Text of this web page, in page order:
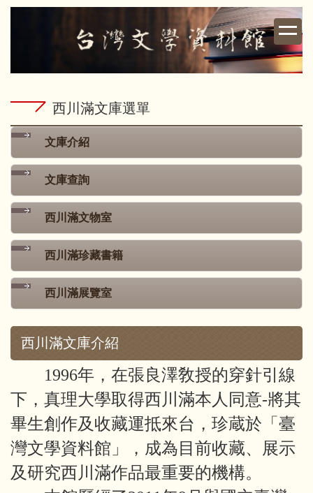
跳
西川滿文庫選單
文庫介紹
文庫查詢
西川滿文物室
西川滿珍藏書籍
西川滿展覽室
西川滿文庫介紹
1996年，在張良澤敎授的穿針引線
下，真理大學取得西川滿本人同意-將其
畢生創作及收藏運抵來台，珍蔵於「臺
灣文學資料館」，成為目前收藏、展示
及研究西川滿作品最重要的機構。